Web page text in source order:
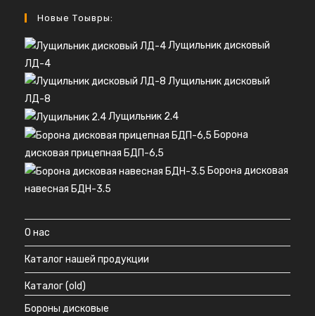
Новые Тоывры:
Лущильник дисковый
ЛД-4
Лущильник дисковый
ЛД-8
Лущильник 2.4
Борона
дисковая прицепная БДП-6,5
Борона дисковая
навесная БДН-3.5
О нас
Каталог нашей продукции
Каталог (old)
Бороны дисковые